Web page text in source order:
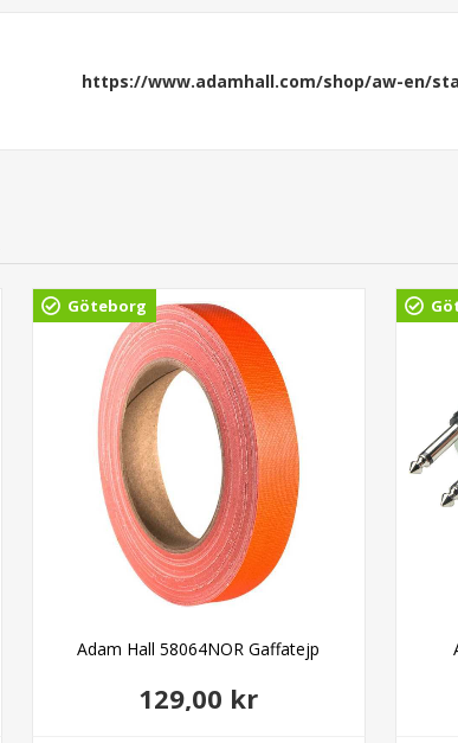
https://www.adamhall.com/shop/aw-en/
Göteborg
Adam Hall 58064NOR Gaffatejp
129,00 kr